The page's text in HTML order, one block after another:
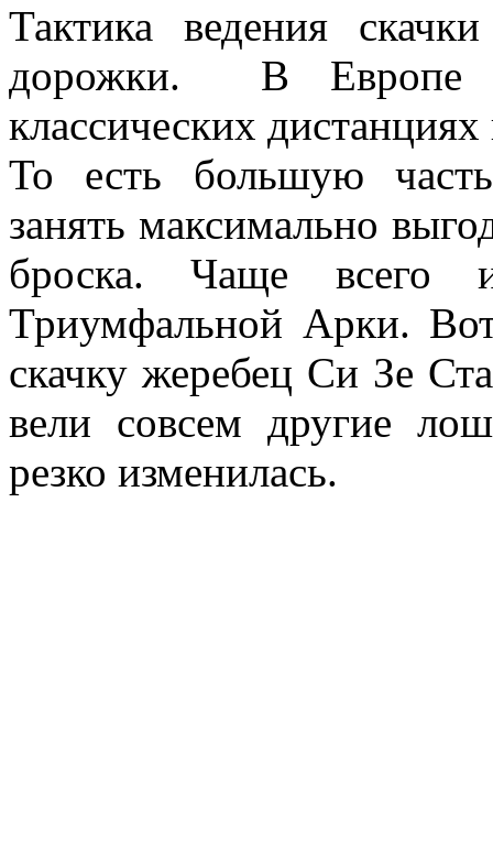
Тактика ведения
дорожки. В Европе
классических
То есть большую
занять максимально
броска. Чаще всего
Триумфальной Арки.
скачку жеребец Си Зе
вели совсем другие
резко изменилась.